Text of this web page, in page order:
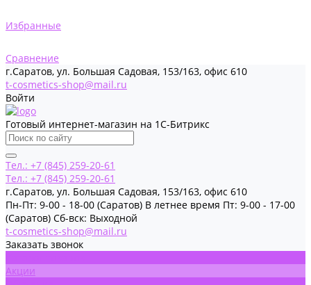
Избранные
Сравнение
г.Саратов, ул. Большая Садовая, 153/163, офис 610
t-cosmetics-shop@mail.ru
Войти
Готовый интернет-магазин на 1С-Битрикс
Тел.: +7 (845) 259-20-61
Тел.: +7 (845) 259-20-61
г.Саратов, ул. Большая Садовая, 153/163, офис 610
Пн-Пт: 9-00 - 18-00 (Саратов) В летнее время Пт: 9-00 - 17-00
(Саратов) Сб-вск: Выходной
t-cosmetics-shop@mail.ru
Заказать звонок
Акции